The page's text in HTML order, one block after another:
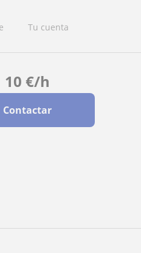
Tu cuenta
10 €/h
Contactar